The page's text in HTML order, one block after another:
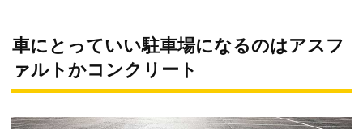
車にとっていい駐車場になるのはアスフ
ァルトかコンクリート